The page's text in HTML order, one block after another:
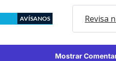
AVÍSANOS Revisa
Mostrar